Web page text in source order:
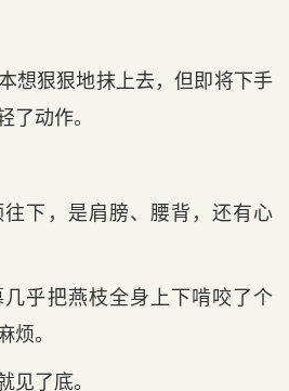
想狠狠地抹上去，但即将下手
了动作。
下，是肩膀、腰背，还有心
乎把燕枝全身上下啃咬了个
。
见了底。